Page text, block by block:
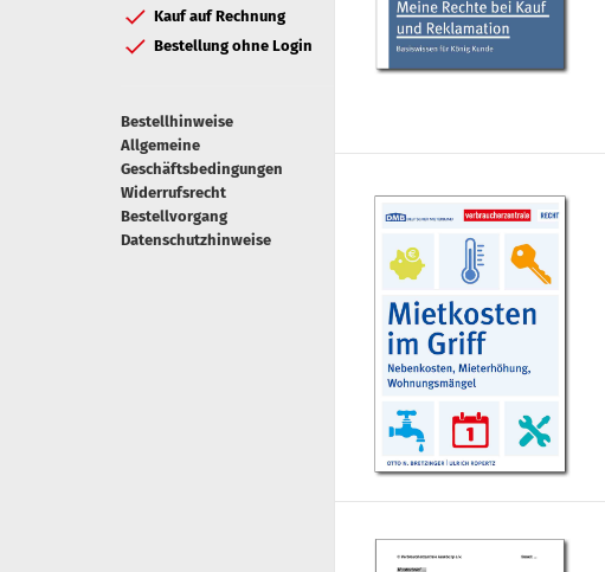
Kauf auf Rechnung
Bestellung ohne Login
Bestellhinweise
Allgemeine
Geschäftsbedingungen
Widerrufsrecht
Bestellvorgang
Datenschutzhinweise